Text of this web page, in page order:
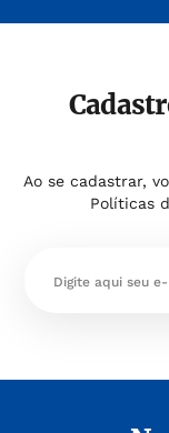
Ao se cadastrar,
Políticas